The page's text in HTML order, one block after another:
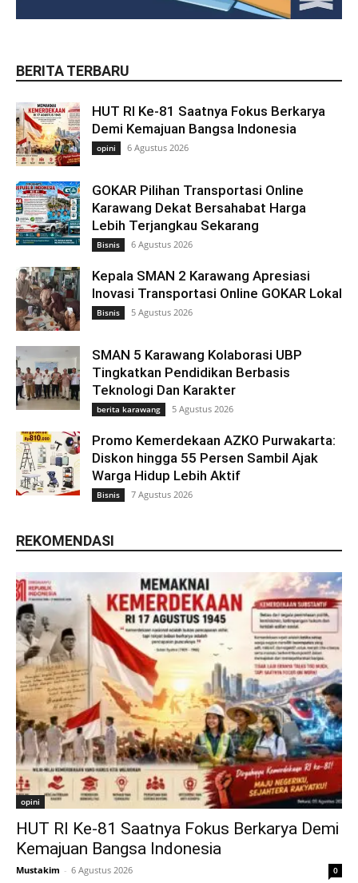
BERITA TERBARU
HUT RI Ke-81 Saatnya Fokus Berkarya
Demi Kemajuan Bangsa Indonesia
opini 6 Agustus 2026
GOKAR Pilihan Transportasi Online
Karawang Dekat Bersahabat Harga
Lebih Terjangkau Sekarang
Bisnis 6 Agustus 2026
Kepala SMAN 2 Karawang Apresiasi
Inovasi Transportasi Online GOKAR Lokal
Bisnis 5 Agustus 2026
SMAN 5 Karawang Kolaborasi UBP
Tingkatkan Pendidikan Berbasis
Teknologi Dan Karakter
berita karawang 5 Agustus 2026
Promo Kemerdekaan AZKO Purwakarta:
Diskon hingga 55 Persen Sambil Ajak
Warga Hidup Lebih Aktif
Bisnis 7 Agustus 2026
REKOMENDASI
opini
HUT RI Ke-81 Saatnya Fokus Berkarya Demi
Kemajuan Bangsa Indonesia
Mustakim - 6 Agustus 2026 0